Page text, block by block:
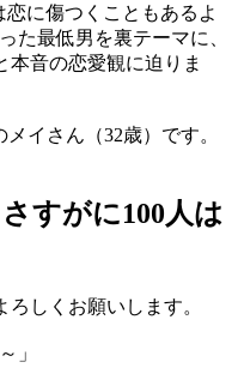
に傷つくこともあるよ
た最低男を裏テーマに、
本音の恋愛観に迫りま
イさん（32歳）です。
すがに100人は
しくお願いします。
」